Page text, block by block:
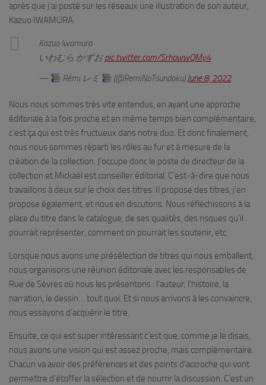
après que j’ai posté sur les réseaux une illustration de son auteur,
Kazuo IWAMURA.
Kazuo Iwamura
いわむら かずおpic.twitter.com/SrhowwQMy4
—
Rémi レミ (@RemiNoTsundoku)June 8, 2022
Nous nous sommes très vite entendus, en ayant une approche
éditoriale à la fois proche et en même temps bien complémentaire,
c’est ça qui est très fructueux dans notre duo. Et donc finalement,
nous nous sommes réparti les rôles au fur et à mesure de la
création de la collection. J’occupe donc le poste de directeur de la
collection et Mickaël est conseiller éditorial. C’est-à-dire que nous
travaillons à deux sur le choix des titres. Il propose des titres, j’en
propose également, et nous en discutons. Nous réfléchissons à la
place du titre dans le catalogue, de ses qualités, des risques qu’il
pourrait représenter, comment on pourrait les soutenir, etc.
Lorsque nous avons une présélection de titres qui nous emballent,
nous organisons une réunion éditoriale avec les responsables de
Rue de Sèvres où nous les présentons : l’auteur, l’histoire, la
narration, le dessin… tout quoi. Et si nous arrivons à les convaincre,
nous essayons d’acquérir le titre.
Ensuite, ce qui est super intéressant c’est que, comme je le disais,
nous avons une vision qui est assez proche, mais complémentaire.
Chacun va avoir des préférences et des points d’accroche qui vont
permettre d’étoffer la sélection et de nourrir la discussion. C’est un